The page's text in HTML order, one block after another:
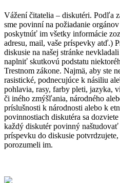
Vážení čitatelia – diskutéri. Podľa
sme povinní na požiadanie
poskytnúť im všetky informácie
adresu, mail, vaše príspevky atď.)
diskusie na našej stránke
naplniť skutkovú podstatu
Trestnom zákone. Najmä, aby ste
rasistické, podnecujúce k násiliu
pohlavia, rasy, farby pleti, jazyka,
či iného zmýšľania, národného
príslušnosti k národnosti alebo k
povinnostiach diskutéra sa
každý diskutér povinný naštudovať
príspevku do diskusie
porozumeli im.